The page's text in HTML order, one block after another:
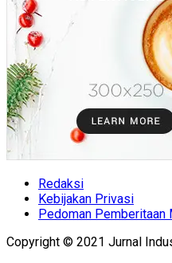
Redaksi
Kebijakan Privasi
Pedoman Pemberitaan
Copyright © 2021 Jurnal